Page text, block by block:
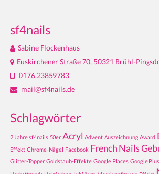
sf4nails
Sabine Flockenhaus
Euskirchener Straße 70, 50321 Brühl-
0176.23859783
mail@sf4nails.de
Schlagwörter
2 Jahre sf4nails 50er Acryl Advent Auszeichnung Award
Effekt Chrome-Nägel Facebook French Nails
Glitter-Topper Goldstaub-Effekte Google Places Google Plus